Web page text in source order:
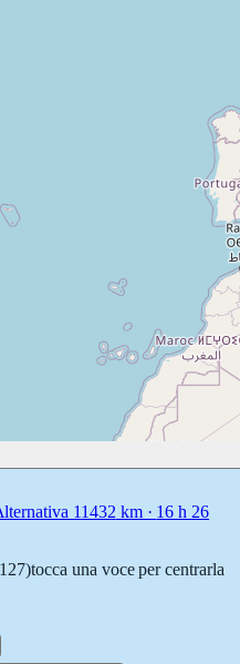
11432 km · 16 h 26
127)tocca una voce per centrarla